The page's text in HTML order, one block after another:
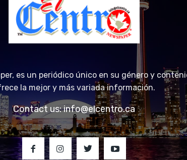
es un periódico único en su género y
la mejor y más variada información.
Contact us:info@elcentro.ca